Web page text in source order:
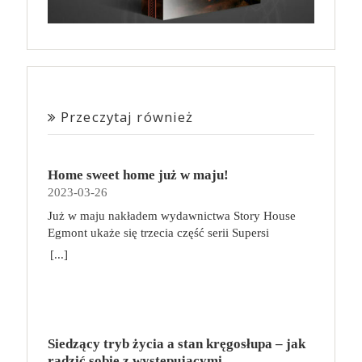
Przeczytaj również
Home sweet home już w maju!
2023-03-26
Już w maju nakładem wydawnictwa Story House
Egmont ukaże się trzecia część serii Supersi
scenarzysty Frederic Maupome. Ten tom nosi tytuł
przed odkryciem, kim są. W tej serii autorzy
[...]
Siedzący tryb życia a stan kręgosłupa – jak